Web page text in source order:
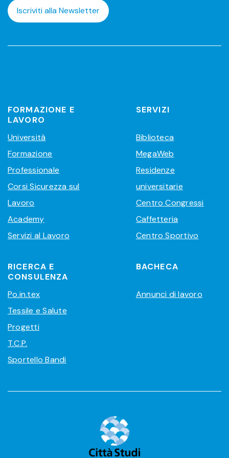
Iscriviti alla Newsletter
FORMAZIONE E
LAVORO
Università
Formazione
Professionale
Corsi Sicurezza sul
Lavoro
Academy
Servizi al Lavoro
SERVIZI
Biblioteca
MegaWeb
Residenze
universitarie
Centro Congressi
Caffetteria
Centro Sportivo
RICERCA E
CONSULENZA
Po.in.tex
Tessile e Salute
Progetti
T.C.P.
Sportello Bandi
BACHECA
Annunci di lavoro